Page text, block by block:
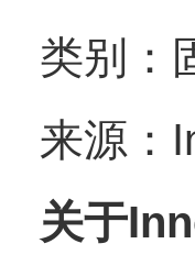
类别：
来源：
关于